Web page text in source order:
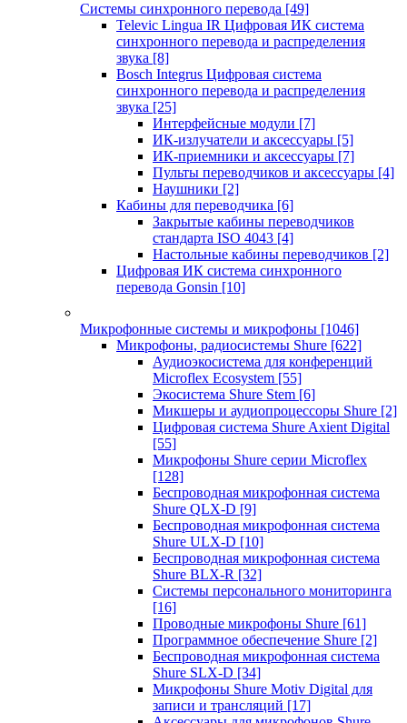
Системы синхронного перевода [49]
Televic Lingua IR Цифровая ИК система
синхронного перевода и распределения
звука [8]
Bosch Integrus Цифровая система
синхронного перевода и распределения
звука [25]
Интерфейсные модули [7]
ИК-излучатели и аксессуары [5]
ИК-приемники и аксессуары [7]
Пульты переводчиков и аксессуары [4]
Наушники [2]
Кабины для переводчика [6]
Закрытые кабины переводчиков
стандарта ISO 4043 [4]
Настольные кабины переводчиков [2]
Цифровая ИК система синхронного
перевода Gonsin [10]
Микрофонные системы и микрофоны [1046]
Микрофоны, радиосистемы Shure [622]
Аудиоэкосистема для конференций
Microflex Ecosystem [55]
Экосистема Shure Stem [6]
Микшеры и аудиопроцессоры Shure [2]
Цифровая система Shure Axient Digital
[55]
Микрофоны Shure серии Microflex
[128]
Беспроводная микрофонная система
Shure QLX-D [9]
Беспроводная микрофонная система
Shure ULX-D [10]
Беспроводная микрофонная система
Shure BLX-R [32]
Системы персонального мониторинга
[16]
Проводные микрофоны Shure [61]
Программное обеспечение Shure [2]
Беспроводная микрофонная система
Shure SLX-D [34]
Микрофоны Shure Motiv Digital для
записи и трансляций [17]